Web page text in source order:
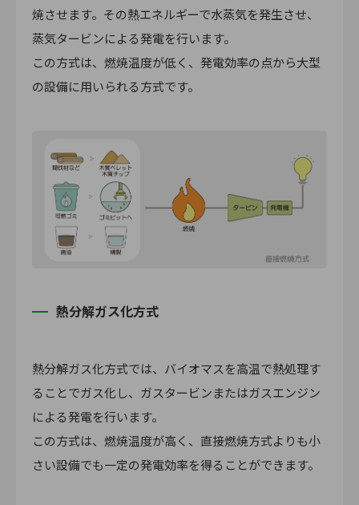
焼させます。その熱エネルギーで水蒸気を発生させ、
蒸気タービンによる発電を行います。
この方式は、燃焼温度が低く、発電効率の点から大型
の設備に用いられる方式です。
熱分解ガス化方式
熱分解ガス化方式では、バイオマスを高温で熱処理す
ることでガス化し、ガスタービンまたはガスエンジン
による発電を行います。
この方式は、燃焼温度が高く、直接燃焼方式よりも小
さい設備でも一定の発電効率を得ることができます。